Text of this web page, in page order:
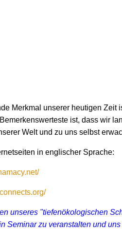
Merkmal unserer heutigen Zeit
ist, dass wir
Welt und zu uns selbst
in englischer Sprache:
unseres "tiefenökologischen
Seminar zu veranstalten und